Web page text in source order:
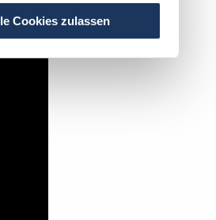
Cookies zulassen